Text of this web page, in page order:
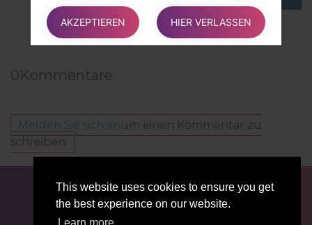
This website uses cookies to ensure you get
the best experience on our website.
TOP 5 SECRET CODES for LG!
0Kommentare
Melden Sie sich anum einen Kommentar zu
schreiben.
solcher Dienste erhoben:
Inhalt kommentieren
Verwalten Sie Kontakte und senden Sie
Benutzer können bestimmte Rechte in
Bezug auf ihre vom Inhaber
verarbeiteten Daten verwenden.
Benutzer haben insbesondere das Recht:
Sie können Ihre Einwilligung jederzeit
AKZEPTIEREN HIER VERLASSEN